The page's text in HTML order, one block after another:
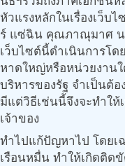
หัวแรงหลักในเรื่องเว็
ร์ แซ่ฉิน คุณภาณุมาศ น
เว็บไซต์นี้ดำเนินการโ
หาดใหญ่หรือหน่วยงาน
บริหารของรัฐ จำเป็นต้
มีแต่วิธีเช่นนี้จึงจะทำใ
เจ้าของ
ทำไปแก้ปัญหาไป โดยเ
เรือนหมื่น ทำให้เกิดติด